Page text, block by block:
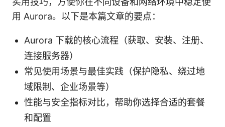
用 Aurora。以下是本篇文章的要点：
Aurora 下载的核心流程（获取、安装、注册、
连接服务器）
常见使用场景与最佳实践（保护隐私、绕过地
域限制、企业场景等）
性能与安全指标对比，帮助你选择合适的套餐
和配置